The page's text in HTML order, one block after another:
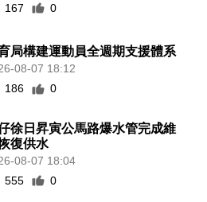
167
0
局構建運動員全週期支援體系
08-07 18:12
186
0
徐日昇寅公馬路爆水管完成維
復供水
08-07 18:04
555
0